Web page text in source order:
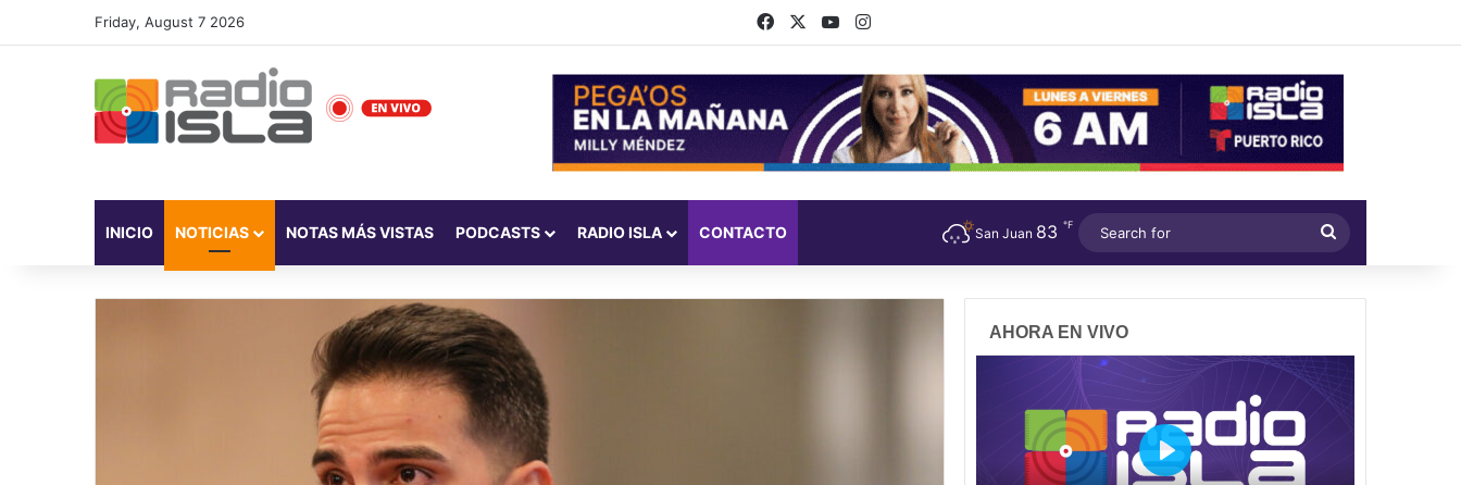
Friday, August 7 2026 FacebookYouTubeInstagram
INICIO NOTICIAS NOTAS MÁS VISTAS PODCASTS RADIO ISLA CONTACTO San Juan 83 ℉
for
AHORA EN VIVO
P